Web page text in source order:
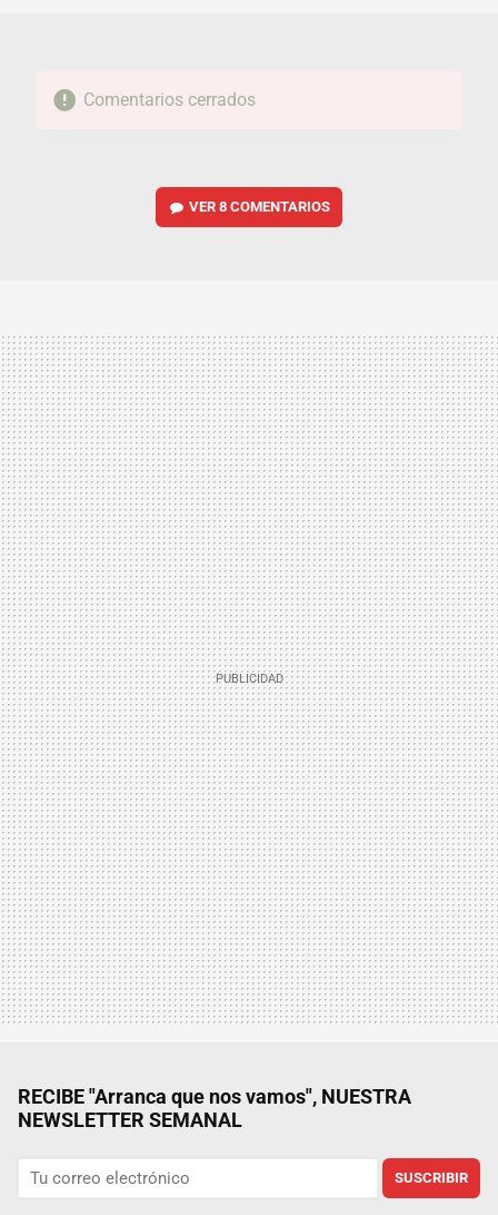
Comentarios cerrados
VER8 COMENTARIOS
RECIBE "Arranca que nos vamos", NUESTRA
NEWSLETTER SEMANAL
SUSCRIBIR